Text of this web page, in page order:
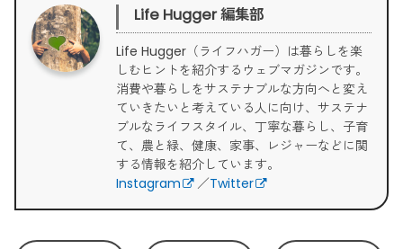
Life Hugger 編集部
Life Hugger（ライフハガー）は暮らしを楽
しむヒントを紹介するウェブマガジンです。
消費や暮らしをサステナブルな方向へと変え
ていきたいと考えている人に向け、サステナ
ブルなライフスタイル、丁寧な暮らし、子育
て、農と緑、健康、家事、レジャーなどに関
する情報を紹介しています。
Instagram
／Twitter